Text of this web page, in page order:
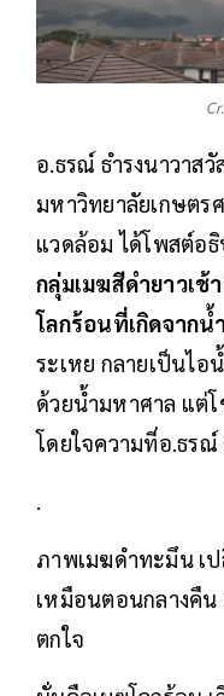
อ.ธรณ์ ธำรงนาวาส
มหาวิทยาลัยเกษตร
แวดล้อม ได้โพสต์อ
กลุ่มเมฆสีดำยาวเช้า
โลกร้อนที่เกิดจากน้
ระเหย กลายเป็นไอ
ด้วยน้ำมหาศาล แต่
โดยใจความที่อ.ธรณ์
.
ภาพเมฆดำทะมึน เ
เหมือนตอนกลางคืน
ตกใจ